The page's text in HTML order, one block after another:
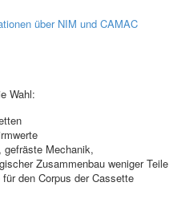
über NIM und CAMAC
Wahl:
gefräste Mechanik,
Zusammenbau weniger Teile
den Corpus der Cassette